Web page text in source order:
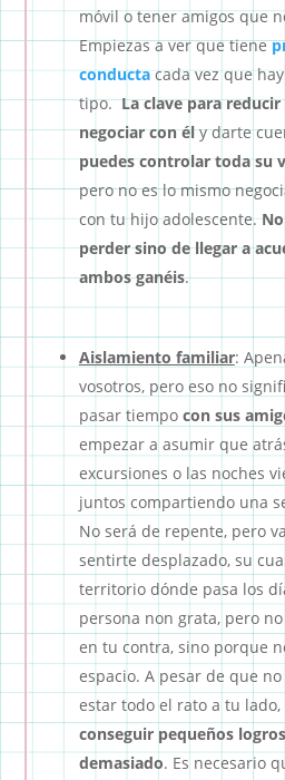
móvil o tener amigos que
Empiezas a ver que tiene
conductacada vez que
tipo.La clave para
negociar con ély darte
puedes controlar toda su
pero no es lo mismo
con tu hijo adolescente.
perder sino de llegar a
ambos ganéis.
Aislamiento familiar:
vosotros, pero eso no
pasar tiempo con sus
empezar a asumir que
excursiones o las noches
juntos compartiendo una
No será de repente, pero
sentirte desplazado, su
territorio dónde pasa los
persona non grata, pero
en tu contra, sino porque
espacio. A pesar de que
estar todo el rato a tu
conseguir pequeños
demasiado. Es necesario